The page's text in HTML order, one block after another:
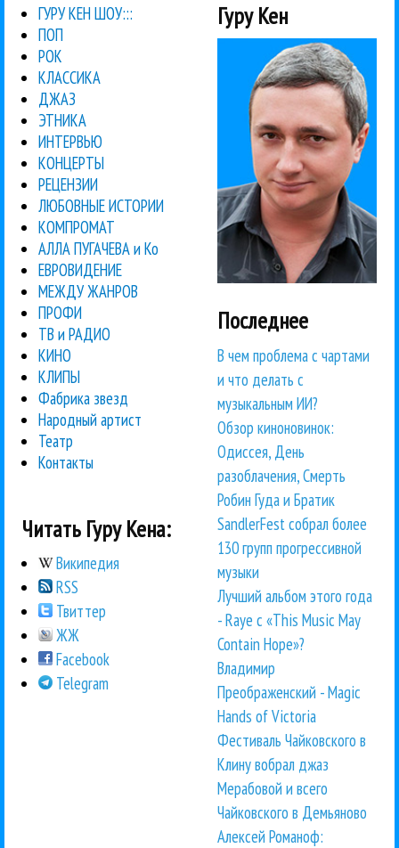
ГУРУ КЕН ШОУ:::
ПОП
РОК
КЛАССИКА
ДЖАЗ
ЭТНИКА
ИНТЕРВЬЮ
КОНЦЕРТЫ
РЕЦЕНЗИИ
ЛЮБОВНЫЕ ИСТОРИИ
КОМПРОМАТ
АЛЛА ПУГАЧЕВА и Ко
ЕВРОВИДЕНИЕ
МЕЖДУ ЖАНРОВ
ПРОФИ
ТВ и РАДИО
КИНО
КЛИПЫ
Фабрика звезд
Народный артист
Театр
Контакты
Читать Гуру Кена:
Википедия
RSS
Твиттер
ЖЖ
Facebook
Telegram
Гуру Кен
Последнее
В чем проблема с чартами
и что делать с
музыкальным ИИ?
Обзор киноновинок:
Одиссея, День
разоблачения, Смерть
Робин Гуда и Братик
SandlerFest собрал более
130 групп прогрессивной
музыки
Лучший альбом этого года
- Raye с «This Music May
Contain Hope»?
Владимир
Преображенский - Magic
Hands of Victoria
Фестиваль Чайковского в
Клину вобрал джаз
Мерабовой и всего
Чайковского в Демьяново
Алексей Романоф: